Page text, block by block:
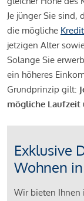
Je jünger Sie sind,
die mögliche
jetzigen Alter
Solange Sie
ein höheres
Grundprinzip gilt:
mögliche Laufzeit
Exklusive
Wohnen
Wir bieten Ihnen